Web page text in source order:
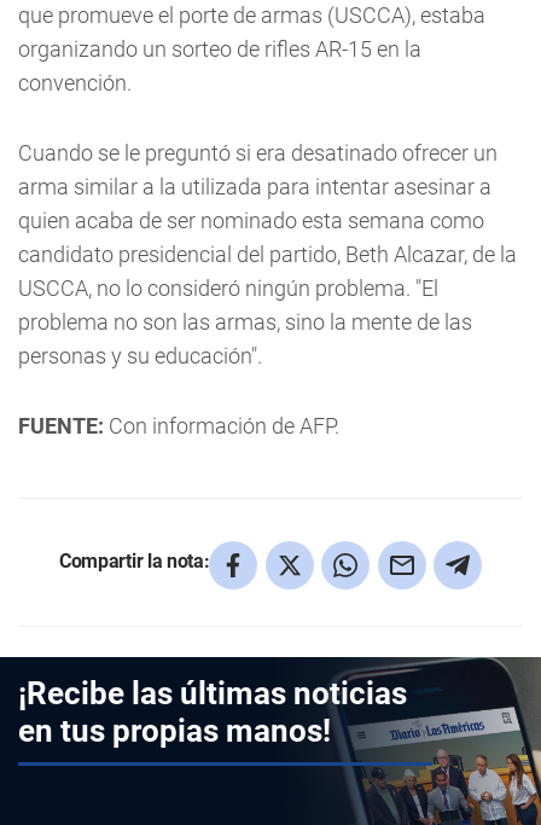
que promueve el porte de armas (USCCA), estaba
organizando un sorteo de rifles AR-15 en la
convención.
Cuando se le preguntó si era desatinado ofrecer un
arma similar a la utilizada para intentar asesinar a
quien acaba de ser nominado esta semana como
candidato presidencial del partido, Beth Alcazar, de la
USCCA, no lo consideró ningún problema. "El
problema no son las armas, sino la mente de las
personas y su educación".
FUENTE: Con información de AFP.
Compartir la nota:
¡Recibe las últimas noticias
en tus propias manos!